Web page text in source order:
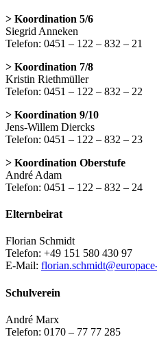
> Koordination 5/6
Siegrid Anneken
Telefon: 0451 – 122 – 832 – 21
> Koordination 7/8
Kristin Riethmüller
Telefon: 0451 – 122 – 832 – 22
> Koordination 9/10
Jens-Willem Diercks
Telefon: 0451 – 122 – 832 – 23
> Koordination Oberstufe
André Adam
Telefon: 0451 – 122 – 832 – 24
Elternbeirat
Florian Schmidt
Telefon: +49 151 580 430 97
E-Mail:
Schulverein
André Marx
Telefon: 0170 – 77 77 285